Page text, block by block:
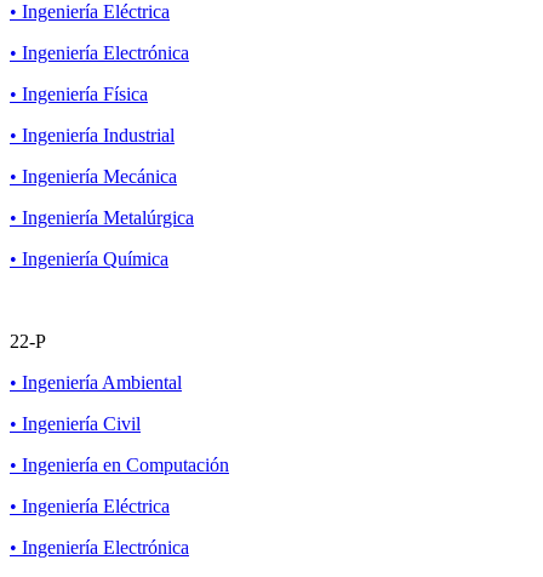
• Ingeniería Eléctrica
• Ingeniería Electrónica
• Ingeniería Física
• Ingeniería Industrial
• Ingeniería Mecánica
• Ingeniería Metalúrgica
• Ingeniería Química
22-P
• Ingeniería Ambiental
• Ingeniería Civil
• Ingeniería en Computación
• Ingeniería Eléctrica
• Ingeniería Electrónica